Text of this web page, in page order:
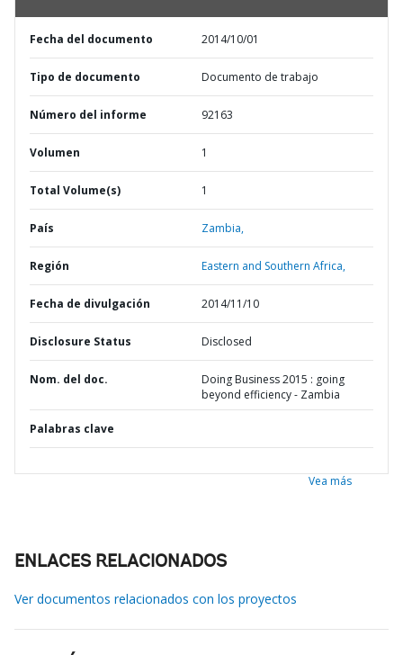
Fecha del documento 2014/10/01
Tipo de documento Documento de trabajo
Número del informe 92163
Volumen 1
Total Volume(s) 1
País Zambia,
Región Eastern and Southern Africa,
Fecha de divulgación 2014/11/10
Disclosure Status Disclosed
Nom. del doc.
Doing Business 2015 : going
beyond efficiency - Zambia
Palabras clave
Vea más
ENLACES RELACIONADOS
Ver documentos relacionados con los proyectos